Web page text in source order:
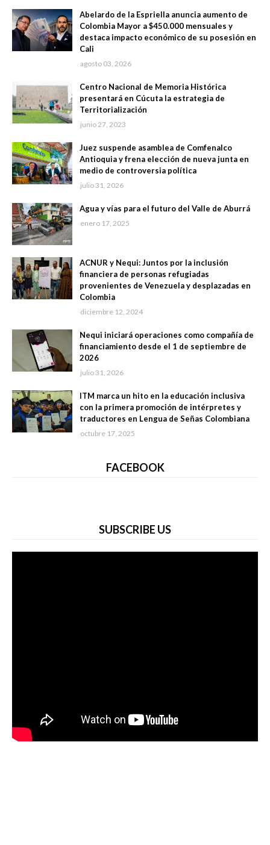
Abelardo de la Espriella anuncia aumento de
Colombia Mayor a $450.000 mensuales y
destaca impacto económico de su posesión en
Cali
agosto 03, 2026
Centro Nacional de Memoria Histórica
presentará en Cúcuta la estrategia de
Territorialización
junio 27, 2023
Juez suspende asamblea de Comfenalco
Antioquia y frena elección de nueva junta en
medio de controversia política
julio 31, 2026
Agua y vías para el futuro del Valle de Aburrá
enero 17, 2025
ACNUR y Nequi: Juntos por la inclusión
financiera de personas refugiadas
provenientes de Venezuela y desplazadas en
Colombia
diciembre 12, 2024
Nequi iniciará operaciones como compañía de
financiamiento desde el 1 de septiembre de
2026
julio 31, 2026
ITM marca un hito en la educación inclusiva
con la primera promoción de intérpretes y
traductores en Lengua de Señas Colombiana
octubre 17, 2025
FACEBOOK
SUBSCRIBE US